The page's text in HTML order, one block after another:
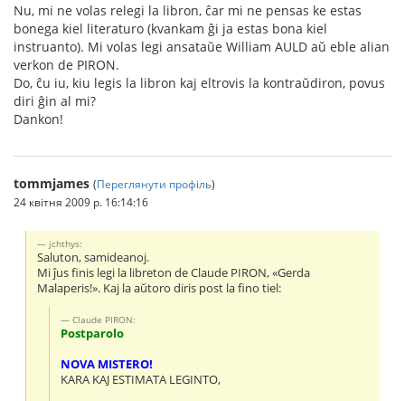
Nu, mi ne volas relegi la libron, ĉar mi ne pensas ke estas
bonega kiel literaturo (kvankam ĝi ja estas bona kiel
instruanto). Mi volas legi ansataŭe William AULD aŭ eble alian
verkon de PIRON.
Do, ĉu iu, kiu legis la libron kaj eltrovis la kontraŭdiron, povus
diri ĝin al mi?
Dankon!
tommjames (Переглянути профіль)
24 квітня 2009 р. 16:14:16
jchthys:
Saluton, samideanoj.
Mi ĵus finis legi la libreton de Claude PIRON, «Gerda
Malaperis!». Kaj la aŭtoro diris post la fino tiel:
Claude PIRON:
Postparolo
NOVA MISTERO!
KARA KAJ ESTIMATA LEGINTO,